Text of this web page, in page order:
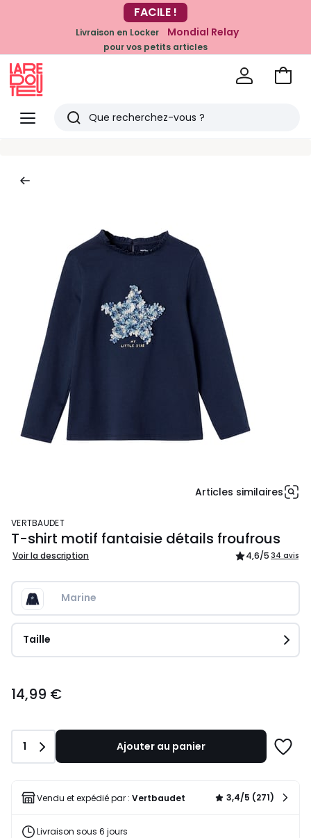
-20% dès 39€*
sur la mode
FACILE !
Livraison en Locker Mondial Relay
pour vos petits articles
Menu
Redoute
Rechercher
Voir
Articles similaires
VERTBAUDET
T-shirt motif fantaisie détails froufrous
Voir la description 4,6/5 34 avis
Marine
Taille
€.
14,99 €
Quantité
1 Ajouter au panier
liste
Vendu et expédié par : Vertbaudet 3,4/5 (271)
Livraison sous 6 jours